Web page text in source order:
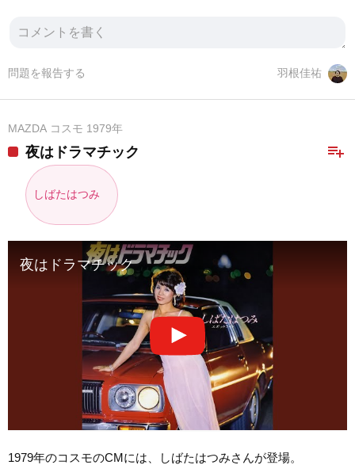
羽根佳祐
問題を報告する
MAZDA コスモ 1979年
playlist_add
夜はドラマチック
しばたはつみ
夜はドラマチック
1979年のコスモのCMには、しばたはつみさんが登場。